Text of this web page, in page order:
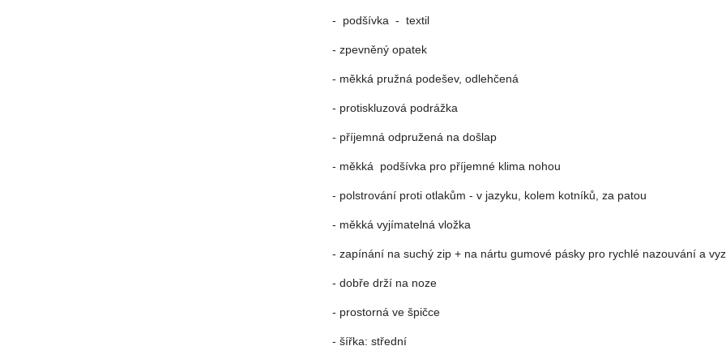
- podšívka - textil
- zpevněný opatek
- měkká pružná podešev, odlehčená
- protiskluzová podrážka
- příjemná odpružená na došlap
- měkká podšívka pro příjemné klima nohou
- polstrování proti otlakům - v jazyku, kolem kotníků, za patou
- měkká vyjímatelná vložka
- zapínání na suchý zip + na nártu gumové pásky pro rychlé nazouvání a
- dobře drží na noze
- prostorná ve špičce
- šířka: střední